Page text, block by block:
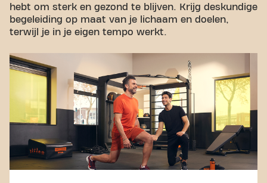
hebt om sterk en gezond te blijven. Krijg deskundige
begeleiding op maat van je lichaam en doelen,
terwijl je in je eigen tempo werkt.